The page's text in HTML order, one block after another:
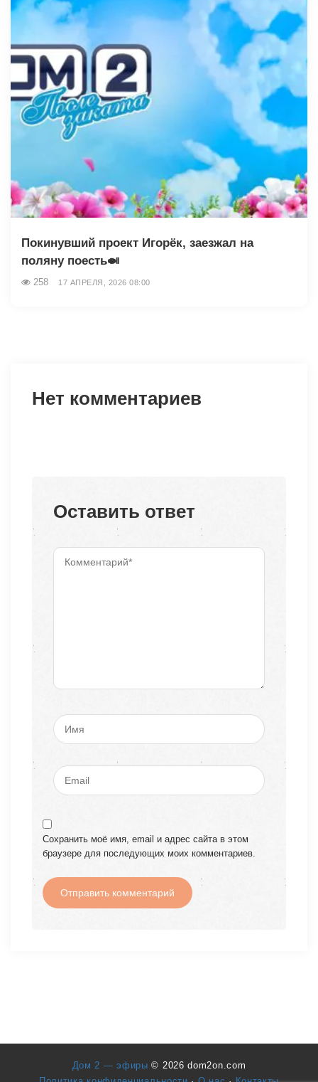
Покинувший проект Игорёк, заезжал на
поляну поесть🍛
258 17 АПРЕЛЯ, 2026 08:00
Нет комментариев
Оставить ответ
Сохранить моё имя, email и адрес сайта в этом
браузере для последующих моих комментариев.
Дом 2 — эфиры© 2026 dom2on.com